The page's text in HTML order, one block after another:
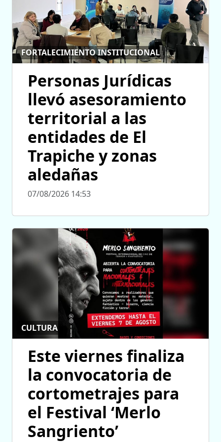
FORTALECIMIENTO INSTITUCIONAL
Personas Jurídicas
llevó asesoramiento
territorial a las
entidades de El
Trapiche y zonas
aledañas
07/08/2026 14:53
CULTURA
Este viernes finaliza
la convocatoria de
cortometrajes para
el Festival ‘Merlo
Sangriento’